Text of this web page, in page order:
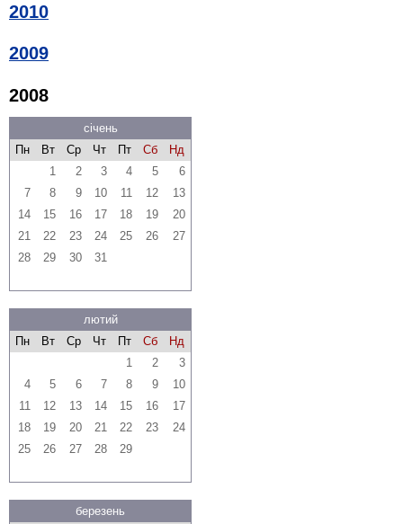
2010
2009
2008
січень
Пн
Вт Ср Чт Пт Сб
Нд
1
2 3 4 5
6
7
8 9 10 11 12
13
14
15 16 17 18 19
20
21
22 23 24 25 26
27
28
29 30 31
лютий
Пн
Вт Ср Чт Пт Сб
Нд
1
2
3
4
5 6 7 8 9
10
11
12 13 14 15 16
17
18
19 20 21 22 23
24
25
26 27 28 29
березень